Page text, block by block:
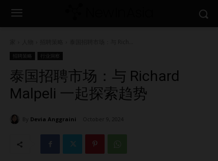
招聘策略 行业洞察
泰国招聘市场：与 Richard
Malpeli 一起探索趋势
By Devia Anggraini October 9, 2024